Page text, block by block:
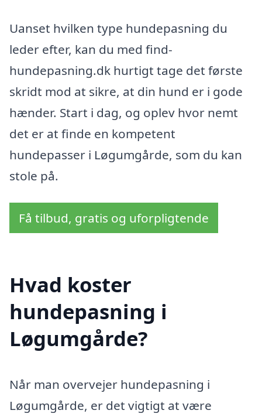
Uanset hvilken type hundepasning du
leder efter, kan du med find-
hundepasning.dk hurtigt tage det første
skridt mod at sikre, at din hund er i gode
hænder. Start i dag, og oplev hvor nemt
det er at finde en kompetent
hundepasser i Løgumgårde, som du kan
stole på.
Få tilbud, gratis og uforpligtende
Hvad koster
hundepasning i
Løgumgårde?
Når man overvejer hundepasning i
Løgumgårde, er det vigtigt at være